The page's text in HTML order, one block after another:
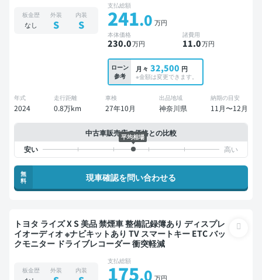
板金歴
なし
外装
S
内装
S
支払総額
241.0 万円
本体価格
230.0万円
諸費用
11.0万円
ローン
参考
月々 32,500 円
※金額は変更できます。
年式
2024
走行距離
0.8万km
車検
27年10月
出品地域
神奈川県
納期の目安
11月〜12月
中古車販売店の価格との比較
平均相場
無
料
現車確認を問い合わせる
トヨタ ライズ X S 美品 禁煙車 整備記録簿あり ディスプレ
イオーディオ ※ナビキットあり TV スマートキー ETC バッ
クモニター ドライブレコーダー 衝突軽減
板金歴 外装 内装
支払総額
175.0 万円